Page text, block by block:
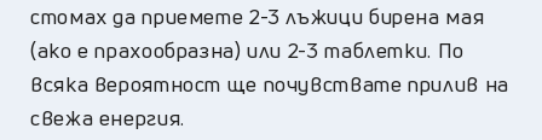
стомах да приемете 2-3 лъжици бирена мая
(ако е прахообразна) или 2-3 таблетки. По
всяка вероятност ще почувствате прилив на
свежа енергия.